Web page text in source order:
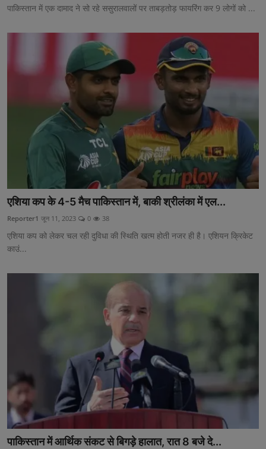
पाकिस्तान में एक दामाद ने सो रहे ससुरालवालों पर ताबड़तोड़ फायरिंग कर 9 लोगों को ...
एशिया कप के 4-5 मैच पाकिस्तान में, बाकी श्रीलंका में एल...
Reporter1 जून 11, 2023 0 38
एशिया कप को लेकर चल रही दुविधा की स्थिति खत्म होती नजर ही है। एशियन क्रिकेट
काउं...
पाकिस्तान में आर्थिक संकट से बिगड़े हालात, रात 8 बजे दे...